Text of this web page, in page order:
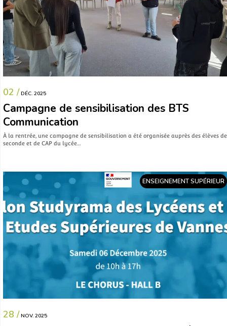
02 / DÉC. 2025
Campagne de sensibilisation des BTS
Communication
À la rentrée, une campagne de sensibilisation a été organisée auprès des élèves de
seconde et de CAP du lycée…
ENSEIGNEMENT SUPÉRIEUR
28 / NOV. 2025